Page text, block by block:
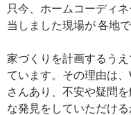
只今、ホームコーディ
当しました現場が 各地で
家づくりを計画するう
ています。その理由は
さんあり、不安や疑問
な発見をしていただける